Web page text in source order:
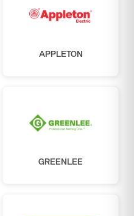
APPLETON
GREENLEE